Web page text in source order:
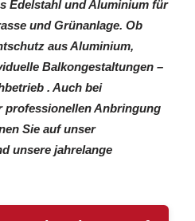
Edelstahl und Aluminium für
und Grünanlage. Ob
aus Aluminium,
Balkongestaltungen –
. Auch bei
professionellen Anbringung
Sie auf unser
unsere jahrelange